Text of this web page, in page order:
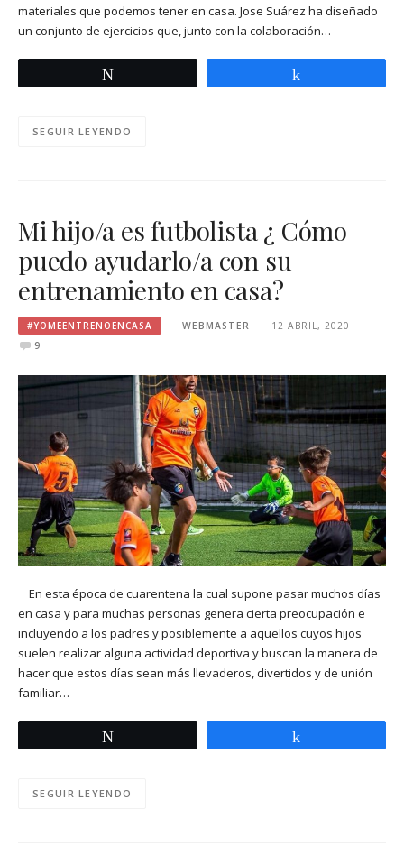
materiales que podemos tener en casa. Jose Suárez ha diseñado
un conjunto de ejercicios que, junto con la colaboración…
SEGUIR LEYENDO
Mi hijo/a es futbolista ¿ Cómo
puedo ayudarlo/a con su
entrenamiento en casa?
#YOMEENTRENOENCASA WEBMASTER
12 ABRIL, 2020
9
En esta época de cuarentena la cual supone pasar muchos días
en casa y para muchas personas genera cierta preocupación e
incluyendo a los padres y posiblemente a aquellos cuyos hijos
suelen realizar alguna actividad deportiva y buscan la manera de
hacer que estos días sean más llevaderos, divertidos y de unión
familiar…
SEGUIR LEYENDO